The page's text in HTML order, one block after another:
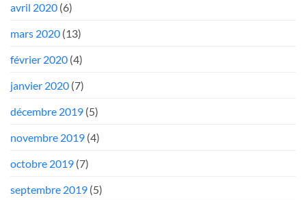
avril 2020 (6)
mars 2020 (13)
février 2020 (4)
janvier 2020 (7)
décembre 2019 (5)
novembre 2019 (4)
octobre 2019 (7)
septembre 2019 (5)